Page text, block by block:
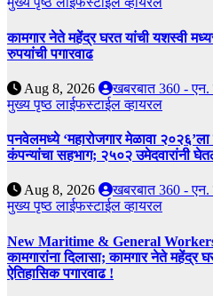
कामगार नेते महेंद्र घरत यांची यशस्वी
रुपयांची पगारवाढ
Aug 8, 2026
खबरबात 360 - एन.
मुख्य पृष्ठलाईफस्टाईलव्हायरल
पनवेलमध्ये ‘महारोजगार मेळावा
कंपन्यांचा सहभाग; २५०२ उमेदवारांनी
Aug 8, 2026
खबरबात 360 - एन.
मुख्य पृष्ठलाईफस्टाईलव्हायरल
New Maritime & General
कामगारांना दिलासा; कामगार नेते महेंद्र
ऐतिहासिक पगारवाढ !